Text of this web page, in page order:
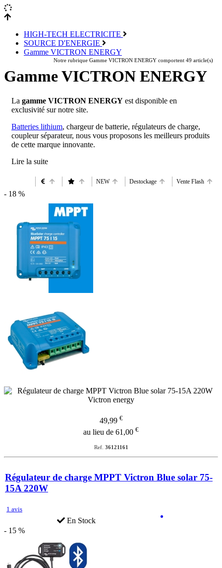
HIGH-TECH ELECTRICITE
SOURCE D'ENERGIE
Gamme VICTRON ENERGY
Gamme VICTRON ENERGY
Notre rubrique Gamme VICTRON ENERGY comportent 49 article(s)
La gamme VICTRON ENERGY est disponible en
exclusivité sur notre site.
Batteries lithium, chargeur de batterie, régulateurs de charge,
coupleur séparateur, nous vous proposons les meilleurs produits
de cette marque innovante.
NEW Destockage Vente Flash
- 18 %
49,99 €
au lieu de 61,00 €
Ref. 36121161
Régulateur de charge MPPT Victron Blue solar 75-
15A 220W
1 avis
En Stock
- 15 %